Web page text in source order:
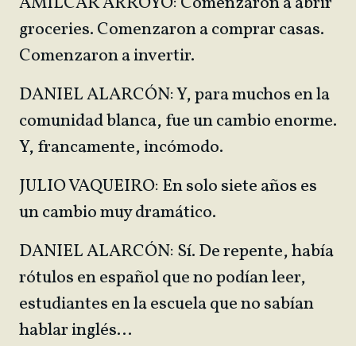
groceries. Comenzaron a comprar casas.
Comenzaron a invertir.
DANIEL ALARCÓN: Y, para muchos en la
comunidad blanca, fue un cambio enorme.
Y, francamente, incómodo.
JULIO VAQUEIRO: En solo siete años es
un cambio muy dramático.
DANIEL ALARCÓN: Sí. De repente, había
rótulos en español que no podían leer,
estudiantes en la escuela que no sabían
hablar inglés…